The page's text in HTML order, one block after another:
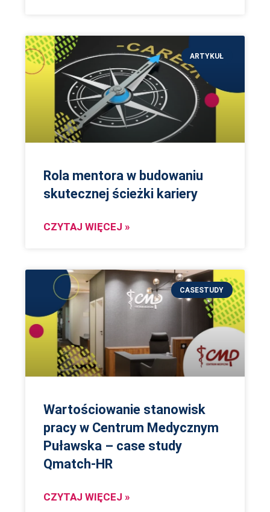
ARTYKUŁ
Rola mentora w budowaniu
skutecznej ścieżki kariery
CZYTAJ WIĘCEJ »
CASESTUDY
Wartościowanie stanowisk
pracy w Centrum Medycznym
Puławska – case study
Qmatch-HR
CZYTAJ WIĘCEJ »